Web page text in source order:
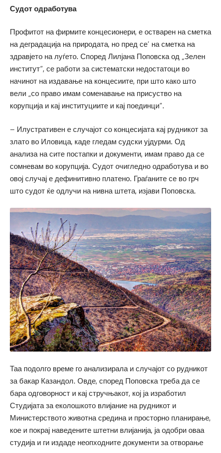
Судот одработува
Профитот на фирмите концесионери, е остварен на сметка
на деградација на природата, но пред се’ на сметка на
здравјето на луѓето. Според Лилјана Поповска од „Зелен
институт“, се работи за систематски недостатоци во
начинот на издавање на концесиите, при што како што
вели „со право имам соменавање на присуство на
корупција и кај институциите и кај поединци“.
– Илустративен е случајот со концесијата кај рудникот за
злато во Иловица, каде гледам судски ујдурми. Од
анализа на сите постапки и документи, имам право да се
сомневам во корупција. Судот очигледно одработува и во
овој случај е дефинитивно платено. Граѓаните се во грч
што судот ќе одлучи на нивна штета, изјави Поповска.
Таа подолго време го анализирала и случајот со рудникот
за бакар Казандол. Овде, според Поповска треба да се
бара одговорност и кај стручњакот, кој ја изработил
Студијата за еколошкото влијание на рудникот и
Министерството животна средина и просторно планирање,
кое и покрај наведените штетни влијанија, ја одобри оваа
студија и ги издаде неопходните документи за отворање